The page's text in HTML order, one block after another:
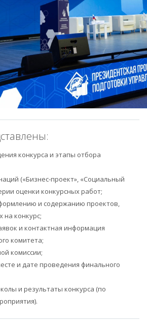
конкурса и этапы отбора
(«Бизнес-проект», «Социальный
оценки конкурсных работ;
и содержанию проектов,
на конкурс;
и контактная информация
комитета;
комиссии;
и дате проведения финального
и результаты конкурса (по